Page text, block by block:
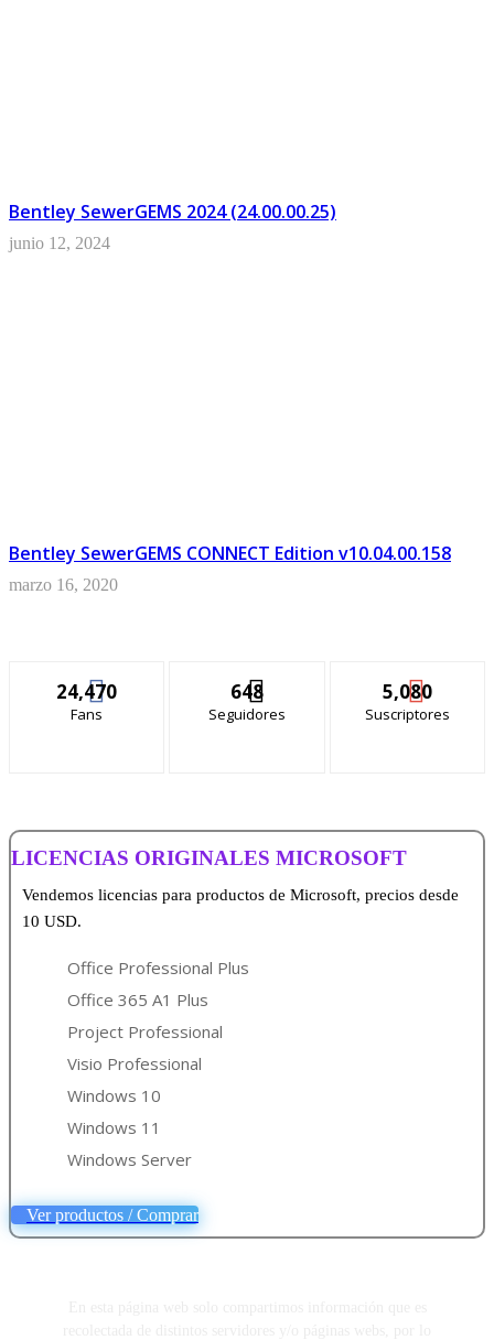
Bentley SewerGEMS 2024 (24.00.00.25)
junio 12, 2024
Bentley SewerGEMS CONNECT Edition v10.04.00.158
marzo 16, 2020
24,470
Fans
648
Seguidores
5,080
Suscriptores
LICENCIAS ORIGINALES MICROSOFT
Vendemos licencias para productos de Microsoft, precios desde
10 USD.
Office Professional Plus
Office 365 A1 Plus
Project Professional
Visio Professional
Windows 10
Windows 11
Windows Server
Ver productos / Comprar